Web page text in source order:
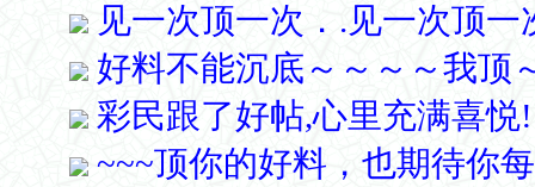
见一次顶一次．.见一次顶一
好料不能沉底～～～～我顶
彩民跟了好帖,心里充满喜悦!
~~~顶你的好料，也期待你